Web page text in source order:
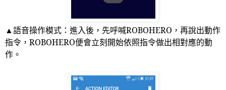
▲語音操作模式：進入後，先呼喊ROBOHERO ，再說出動作
指令， ROBOHERO便會立刻開始依照指令做出相對應的動
作。